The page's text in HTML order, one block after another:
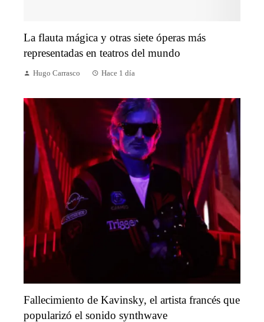
La flauta mágica y otras siete óperas más
representadas en teatros del mundo
Hugo Carrasco Hace 1 día
Fallecimiento de Kavinsky, el artista francés que
popularizó el sonido synthwave